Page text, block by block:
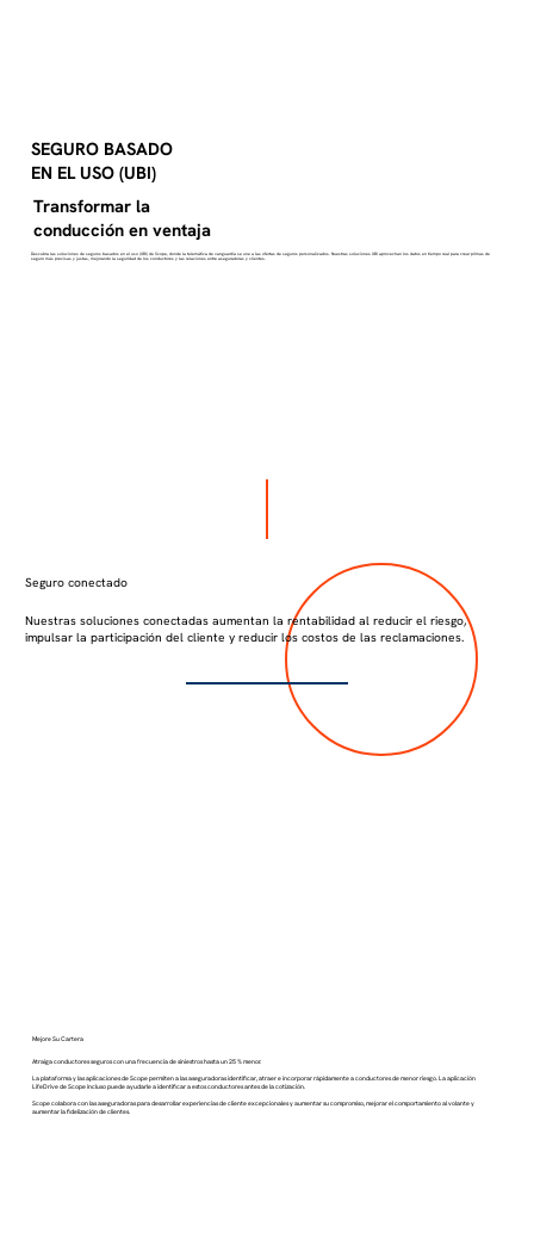
SEGURO BASADO
EN EL USO (UBI)
Transformar la
conducción en ventaja
Descubra las soluciones de seguros basados en el uso (UBI) de Scope, donde la telemática de vanguardia se une a las ofertas de seguros personalizados. Nuestras soluciones UBI aprovechan los datos en tiempo real para crear primas de
seguro más precisas y justas, mejorando la seguridad de los conductores y las relaciones entre aseguradoras y clientes.
Seguro conectado
Nuestras soluciones conectadas aumentan la rentabilidad al reducir el riesgo,
impulsar la participación del cliente y reducir los costos de las reclamaciones.
Mejore Su Cartera
Atraiga conductores seguros con una frecuencia de siniestros hasta un 25 % menor.
La plataforma y las aplicaciones de Scope permiten a las aseguradoras identificar, atraer e incorporar rápidamente a conductores de menor riesgo. La aplicación
LifeDrive de Scope incluso puede ayudarle a identificar a estos conductores antes de la cotización.
Scope colabora con las aseguradoras para desarrollar experiencias de cliente excepcionales y aumentar su compromiso, mejorar el comportamiento al volante y
aumentar la fidelización de clientes.